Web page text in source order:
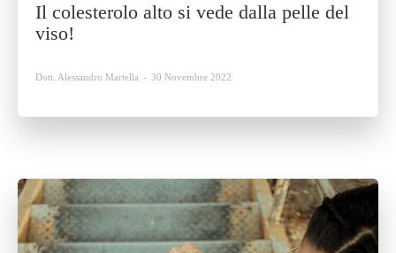
Il colesterolo alto si vede dalla pelle del
viso!
Dott. Alessandro Martella - 30 Novembre 2022